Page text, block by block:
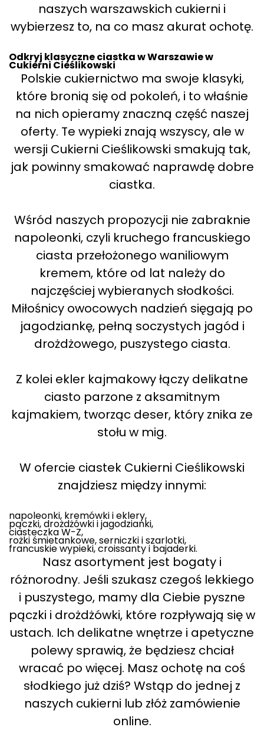
naszych warszawskich cukierni i
wybierzesz to, na co masz akurat ochotę.
Odkryj klasyczne ciastka w Warszawie w
Cukierni Cieślikowski
Polskie cukiernictwo ma swoje klasyki,
które bronią się od pokoleń, i to właśnie
na nich opieramy znaczną część naszej
oferty. Te wypieki znają wszyscy, ale w
wersji Cukierni Cieślikowski smakują tak,
jak powinny smakować naprawdę dobre
ciastka.
Wśród naszych propozycji nie zabraknie
napoleonki, czyli kruchego francuskiego
ciasta przełożonego waniliowym
kremem, które od lat należy do
najczęściej wybieranych słodkości.
Miłośnicy owocowych nadzień sięgają po
jagodziankę, pełną soczystych jagód i
drożdżowego, puszystego ciasta.
Z kolei ekler kajmakowy łączy delikatne
ciasto parzone z aksamitnym
kajmakiem, tworząc deser, który znika ze
stołu w mig.
W ofercie ciastek Cukierni Cieślikowski
znajdziesz między innymi:
napoleonki, kremówki i eklery,
pączki, drożdżówki i jagodzianki,
ciasteczka W-Z,
rożki śmietankowe, serniczki i szarlotki,
francuskie wypieki, croissanty i bajaderki.
Nasz asortyment jest bogaty i
różnorodny. Jeśli szukasz czegoś lekkiego
i puszystego, mamy dla Ciebie pyszne
pączki i drożdżówki, które rozpływają się w
ustach. Ich delikatne wnętrze i apetyczne
polewy sprawią, że będziesz chciał
wracać po więcej. Masz ochotę na coś
słodkiego już dziś? Wstąp do jednej z
naszych cukierni lub złóż zamówienie
online.